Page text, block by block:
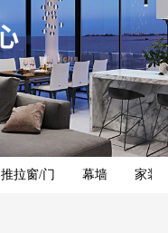
推拉窗/门 幕墙 家装